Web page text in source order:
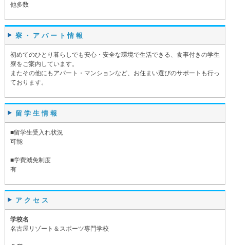
他多数
寮・アパート情報
初めてのひとり暮らしでも安心・安全な環境で生活できる、食事付きの学生
寮をご案内しています。
またその他にもアパート・マンションなど、お住まい選びのサポートも行っ
ております。
留学生情報
■留学生受入れ状況
可能
■学費減免制度
有
アクセス
学校名
名古屋リゾート＆スポーツ専門学校